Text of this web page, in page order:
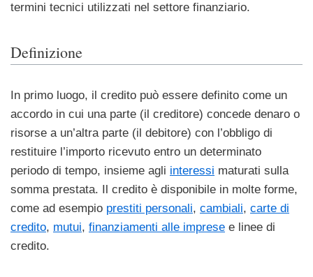
termini tecnici utilizzati nel settore finanziario.
Definizione
In primo luogo, il credito può essere definito come un
accordo in cui una parte (il creditore) concede denaro o
risorse a un’altra parte (il debitore) con l’obbligo di
restituire l’importo ricevuto entro un determinato
periodo di tempo, insieme agli interessi maturati sulla
somma prestata. Il credito è disponibile in molte forme,
come ad esempio prestiti personali, cambiali, carte di
credito, mutui, finanziamenti alle imprese e linee di
credito.